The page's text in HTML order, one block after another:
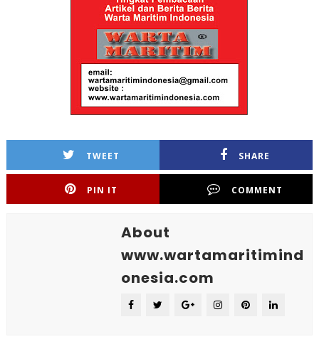
TWEET SHARE
PIN IT COMMENT
About
www.wartamaritimind
onesia.com